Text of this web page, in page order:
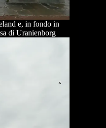
e, in fondo in
di Uranienborg